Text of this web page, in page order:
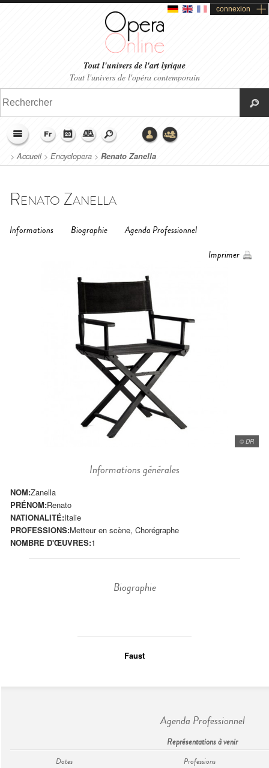
connexion
Tout l'univers de l'art lyrique
Tout l'univers de l'opéra contemporain
>Accueil> Encyclopera > Renato Zanella
Renato Zanella
Informations Biographie
Agenda Professionnel
Imprimer
© DR
Informations générales
NOM:Zanella
PRÉNOM:Renato
NATIONALITÉ:Italie
PROFESSIONS:Metteur en scène, Chorégraphe
NOMBRE D'ŒUVRES:1
Biographie
Faust
Agenda Professionnel
Représentations à venir
Dates Professions